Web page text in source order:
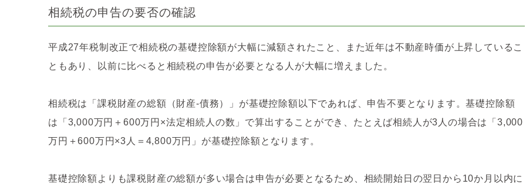
相続税の申告の要否の確認
平成27年税制改正で相続税の基礎控除額が大幅に減額されたこと、また近年は不動産時価が上昇しているこ
ともあり、以前に比べると相続税の申告が必要となる人が大幅に増えました。
相続税は「課税財産の総額（財産-債務）」が基礎控除額以下であれば、申告不要となります。基礎控除額
は「3,000万円＋600万円×法定相続人の数」で算出することができ、たとえば相続人が3人の場合は「3,000
万円＋600万円×3人＝4,800万円」が基礎控除額となります。
基礎控除額よりも課税財産の総額が多い場合は申告が必要となるため、相続開始日の翌日から10か月以内に